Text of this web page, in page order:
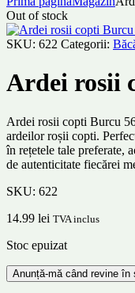
Out of stock
SKU: 622 Categorii:
Ardei rosii
Ardei rosii copti Burcu
ardeilor roșii copti.
în rețetele tale preferate,
de autenticitate fiecărei
SKU: 622
14.99 lei TVA inclus
Stoc epuizat